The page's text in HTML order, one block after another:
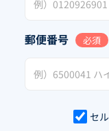
郵便番号 必須
セ